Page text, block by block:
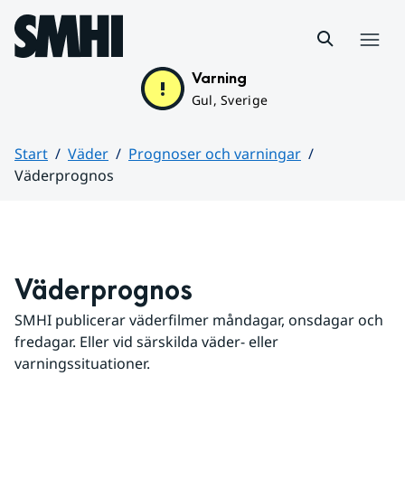
Hoppa till sidans innehåll
Varning
Gul, Sverige
Start Väder
Prognoser och varningar
Väderprognos
Väderprognos
SMHI publicerar väderfilmer måndagar, onsdagar och
fredagar. Eller vid särskilda väder- eller
varningssituationer.